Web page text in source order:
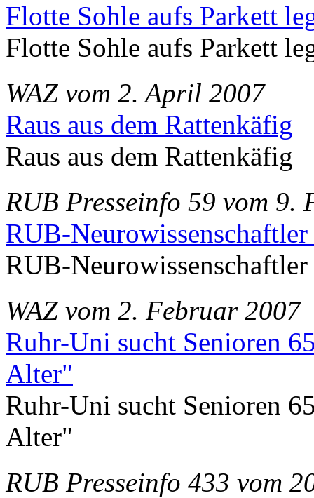
Flotte Sohle aufs Parkett
Flotte Sohle aufs Parkett
WAZ vom 2. April 2007
Raus aus dem Rattenkäfig
Raus aus dem Rattenkäfig
RUB Presseinfo 59 vom 9.
RUB-
RUB-
WAZ vom 2. Februar 2007
Ruhr-Uni sucht Senioren
Alter"
Ruhr-Uni sucht Senioren
Alter"
RUB Presseinfo 433 vom